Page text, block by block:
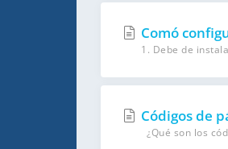
Comó
1. Debe de
Códigos de
¿Qué son los